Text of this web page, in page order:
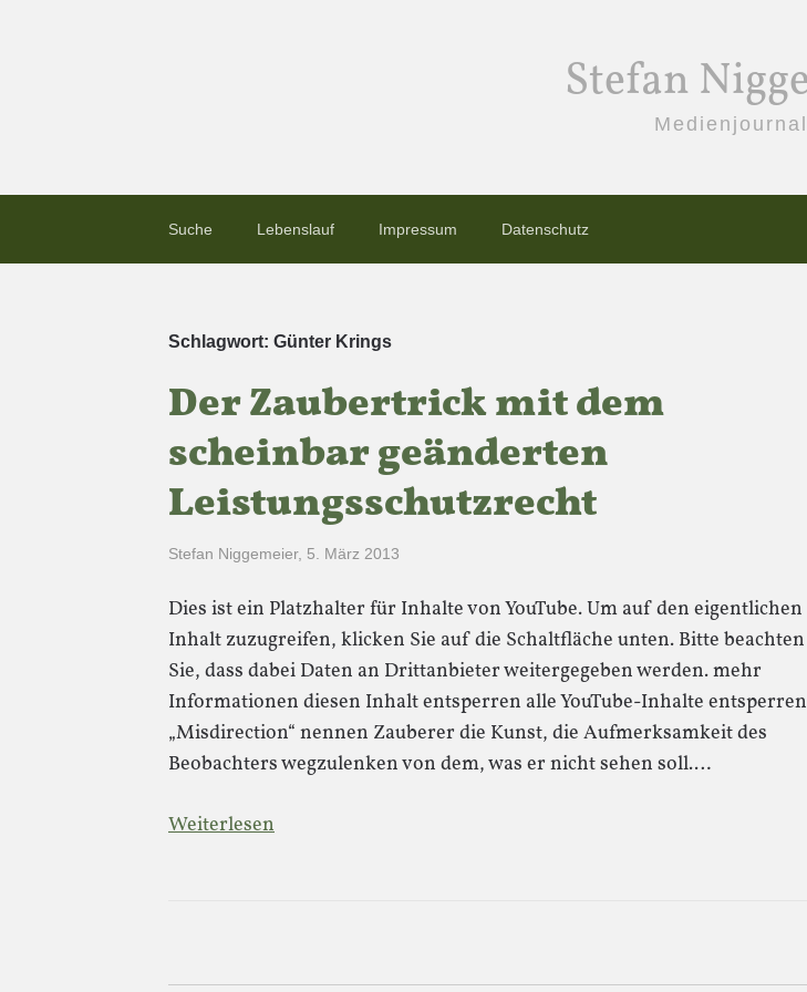
Stefan
Suche Lebenslauf Impressum Datenschutz
Schlagwort: Günter Krings
Der Zaubertrick mit dem
scheinbar geänderten
Leistungsschutzrecht
Stefan Niggemeier, 5. März 2013
Dies ist ein Platzhalter für Inhalte von YouTube. Um auf den eigentlichen
Inhalt zuzugreifen, klicken Sie auf die Schaltfläche unten. Bitte beachten
Sie, dass dabei Daten an Drittanbieter weitergegeben werden. mehr
Informationen diesen Inhalt entsperren alle YouTube-Inhalte entsperren
„Misdirection“ nennen Zauberer die Kunst, die Aufmerksamkeit des
Beobachters wegzulenken von dem, was er nicht sehen soll.…
Weiterlesen